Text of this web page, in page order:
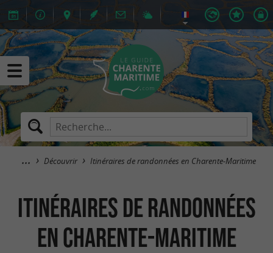
Découvrir Itinéraires de randonnées en Charente-Maritime
Itinéraires de randonnées
en Charente-Maritime